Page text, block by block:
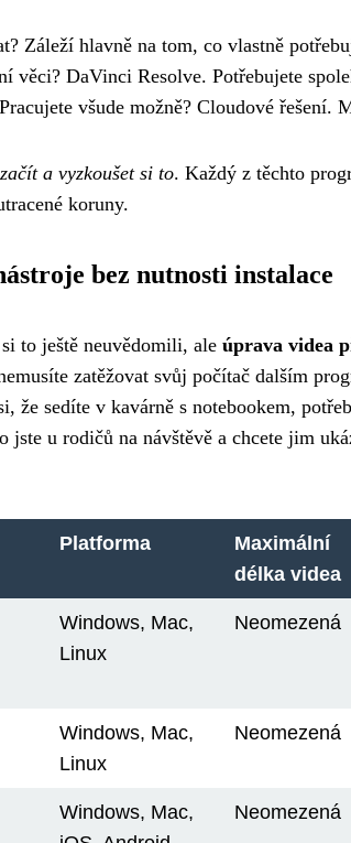
Záleží hlavně na tom, co vlastně
věci? DaVinci Resolve. Potřebujete
všude možně? Cloudové řešení.
a vyzkoušet si to. Každý z těchto
koruny.
bez nutnosti instalace
to ještě neuvědomili, ale úprava videa
zatěžovat svůj počítač dalším
že sedíte v kavárně s notebookem,
jste u rodičů na návštěvě a chcete jim
Platforma
Maximální
délka videa
Windows, Mac,
Linux
Neomezená
Windows, Mac,
Linux
Neomezená
Windows, Mac,
Neomezená